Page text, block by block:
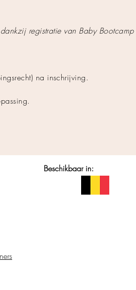
registratie van Baby
na inschrijving.
Beschikbaar in: